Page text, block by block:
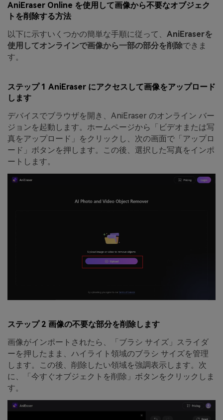
AniEraser Online を使用して画像から不要なオブジェク
トを削除する方法
以下に示すいくつかの簡単な手順に従って、 AniEraserを
使用してオンラインで画像から一部の部分を削除できま
す。
ステップ 1 AniEraser にアクセスして画像をアップロード
します
デバイスでブラウザを開き、AniEraser のオンライン バー
ジョンを起動します。ホームページから「ビデオまたは写
真をアップロード」をクリックし、次の画面で「アップロ
ード」ボタンを押します。この後、選択した写真をインポ
ートします。
ステップ 2 画像の不要な部分を削除します
画像がインポートされたら、「ブラシ サイズ」スライダ
ーを押したまま、ハイライト領域のブラシ サイズを管理
します。この後、削除したい領域を強調表示します。次
に、「今すぐオブジェクトを削除」ボタンをクリックしま
す。